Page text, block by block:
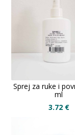
Sprej za ruke i
ml
3.72 €